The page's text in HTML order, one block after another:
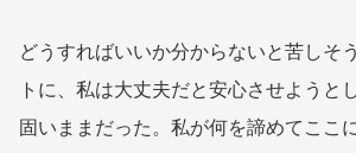
どうすればいいか分からないと苦しそ
トに、私は大丈夫だと安心させようと
固いままだった。私が何を諦めてここ